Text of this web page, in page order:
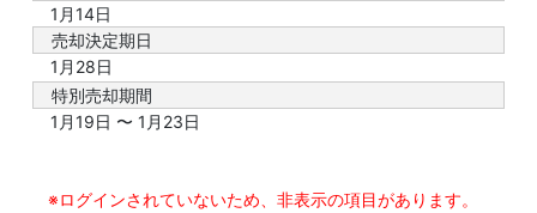
1月14日
売却決定期日
1月28日
特別売却期間
1月19日 〜 1月23日
※ログインされていないため、非表示の項目があります。